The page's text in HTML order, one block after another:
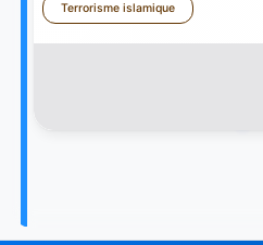
Terrorisme islamique